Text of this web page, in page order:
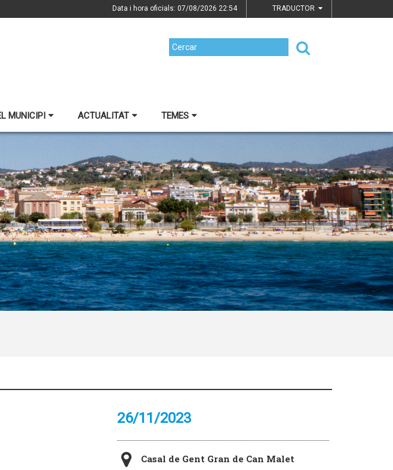
Data i hora oficials: 07/08/2026 22:54 TRADUCTOR
MUNICIPI ACTUALITAT TEMES
26/11/2023
Casal de Gent Gran de Can Malet